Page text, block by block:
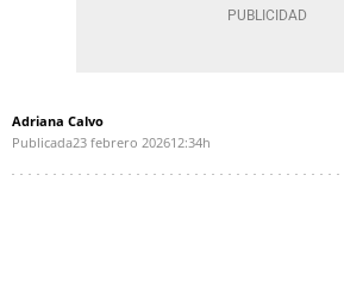
Adriana Calvo
Publicada23 febrero 202612:34h